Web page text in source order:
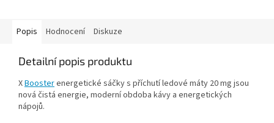
Popis Hodnocení Diskuze
Detailní popis produktu
XBoosterenergetické sáčky s příchutí ledové máty 20 mg jsou
nová čistá energie, moderní obdoba kávy a energetických
nápojů.